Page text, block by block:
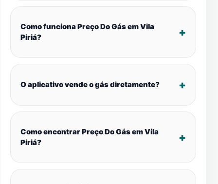
Como funciona Preço Do Gás em Vila
Piriá?
O aplicativo vende o gás diretamente?
Como encontrar Preço Do Gás em Vila
Piriá?